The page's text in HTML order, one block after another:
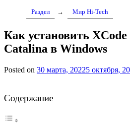
Раздел → Мир Hi-Tech
Как установить XCode
Catalina в Windows
Posted on 30 марта, 20225 октября,
Содержание